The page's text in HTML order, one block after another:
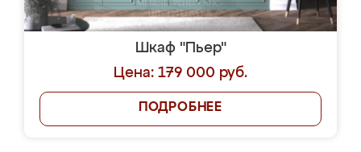
Шкаф "Пьер"
Цена: 179 000 руб.
ПОДРОБНЕЕ